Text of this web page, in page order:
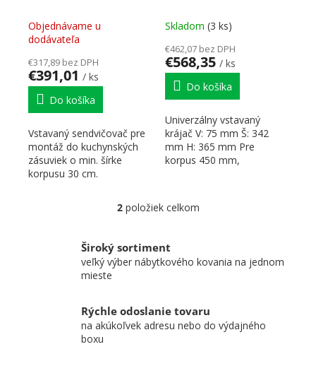
Objednávame u
dodávateľa
€317,89 bez DPH
€391,01 / ks
Do košíka
Vstavaný sendvičovač pre
montáž do kuchynských
zásuviek o min. šírke
korpusu 30 cm.
Skladom (3 ks)
€462,07 bez DPH
€568,35 / ks
Do košíka
Univerzálny vstavaný
krájač V: 75 mm Š: 342
mm H: 365 mm Pre
korpus 450 mm,
Ovládacie prvky výpisu
2položiek celkom
Široký sortiment
veľký výber nábytkového kovania na jednom
mieste
Rýchle odoslanie tovaru
na akúkoľvek adresu nebo do výdajného
boxu